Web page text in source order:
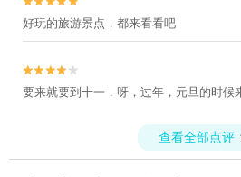
好玩的旅游景点，都来看看吧


要来就要到十一，呀，过年，元旦的时候
查看全部点评